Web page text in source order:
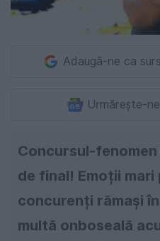
Adaugă-ne ca
Urmărește-
Concursul-
de final! Emoții
concurenți rămași
multă onboseală